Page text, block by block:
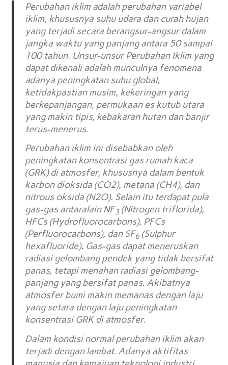
Perubahan iklim adalah perubahan variabel
iklim, khususnya suhu udara dan curah hujan
yang terjadi secara berangsur-angsur dalam
jangka waktu yang panjang antara 50 sampai
100 tahun. Unsur-unsur Perubahan Iklim yang
dapat dikenali adalah munculnya fenomena
adanya peningkatan suhu global,
ketidakpastian musim, kekeringan yang
berkepanjangan, permukaan es kutub utara
yang makin tipis, kebakaran hutan dan banjir
terus-menerus.
Perubahan iklim ini disebabkan oleh
peningkatan konsentrasi gas rumah kaca
(GRK) di atmosfer, khususnya dalam bentuk
karbon dioksida (CO2), metana (CH4), dan
nitrous oksida (N2O). Selain itu terdapat pula
gas-gas antaralain NF3 (Nitrogen triflorida),
HFCs (Hydrofluorocarbons), PFCs
(Perfluorocarbons), dan SF6(Sulphur
hexafluoride). Gas-gas dapat meneruskan
radiasi gelombang pendek yang tidak bersifat
panas, tetapi menahan radiasi gelombang-
panjang yang bersifat panas. Akibatnya
atmosfer bumi makin memanas dengan laju
yang setara dengan laju peningkatan
konsentrasi GRK di atmosfer.
Dalam kondisi normal perubahan iklim akan
terjadi dengan lambat. Adanya aktifitas